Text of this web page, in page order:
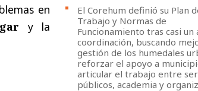
en
y la
El Corehum definió su Plan
Trabajo y Normas de
Funcionamiento tras casi un
coordinación, buscando
gestión de los humedales
reforzar el apoyo a
articular el trabajo entre
públicos, academia y